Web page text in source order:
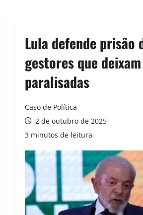
Lula defende prisão
gestores que
paralisadas
Caso de Política
2 de outubro de 2025
3 minutos de leitura